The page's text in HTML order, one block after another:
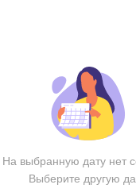
На выбранную дату нет
Выберите другую